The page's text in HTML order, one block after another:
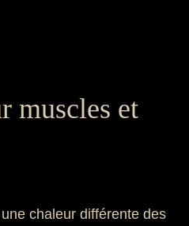
muscles et
chaleur différente des